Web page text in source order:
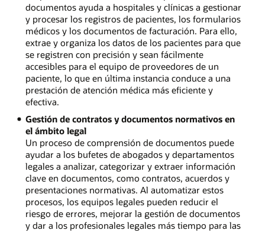
documentos ayuda a hospitales y clínicas a gestionar
y procesar los registros de pacientes, los formularios
médicos y los documentos de facturación. Para ello,
extrae y organiza los datos de los pacientes para que
se registren con precisión y sean fácilmente
accesibles para el equipo de proveedores de un
paciente, lo que en última instancia conduce a una
prestación de atención médica más eficiente y
efectiva.
Gestión de contratos y documentos normativos en
el ámbito legal
Un proceso de comprensión de documentos puede
ayudar a los bufetes de abogados y departamentos
legales a analizar, categorizar y extraer información
clave en documentos, como contratos, acuerdos y
presentaciones normativas. Al automatizar estos
procesos, los equipos legales pueden reducir el
riesgo de errores, mejorar la gestión de documentos
y dar a los profesionales legales más tiempo para las